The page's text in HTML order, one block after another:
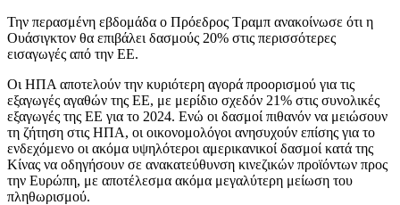
Την περασμένη εβδομάδα ο Πρόεδρος Τραμπ ανακοίνωσε ότι η
Ουάσιγκτον θα επιβάλει δασμούς 20% στις περισσότερες
εισαγωγές από την ΕΕ.
Οι ΗΠΑ αποτελούν την κυριότερη αγορά προορισμού για τις
εξαγωγές αγαθών της ΕΕ, με μερίδιο σχεδόν 21% στις συνολικές
εξαγωγές της ΕΕ για το 2024. Ενώ οι δασμοί πιθανόν να μειώσουν
τη ζήτηση στις ΗΠΑ, οι οικονομολόγοι ανησυχούν επίσης για το
ενδεχόμενο οι ακόμα υψηλότεροι αμερικανικοί δασμοί κατά της
Κίνας να οδηγήσουν σε ανακατεύθυνση κινεζικών προϊόντων προς
την Ευρώπη, με αποτέλεσμα ακόμα μεγαλύτερη μείωση του
πληθωρισμού.